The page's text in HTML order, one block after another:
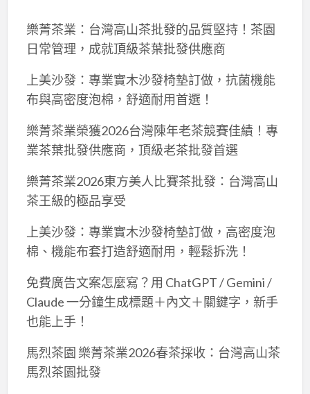
樂菁茶業：台灣高山茶批發的品質堅持！茶園
日常管理，成就頂級茶葉批發供應商
上美沙發：專業實木沙發椅墊訂做，抗菌機能
布與高密度泡棉，舒適耐用首選！
樂菁茶業榮獲2026台灣陳年老茶競賽佳績！專
業茶葉批發供應商，頂級老茶批發首選
樂菁茶業2026東方美人比賽茶批發：台灣高山
茶王級的極品享受
上美沙發：專業實木沙發椅墊訂做，高密度泡
棉、機能布套打造舒適耐用，輕鬆拆洗！
免費廣告文案怎麼寫？用 ChatGPT / Gemini /
Claude 一分鐘生成標題＋內文＋關鍵字，新手
也能上手！
馬烈茶園 樂菁茶業2026春茶採收：台灣高山茶
馬烈茶園批發